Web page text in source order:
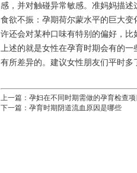
感，并对触碰异常敏感。准妈妈描述
食欲不振：孕期荷尔蒙水平的巨大
许还会对某种口味有特别的偏好，比
上述的就是女性在孕育时期会有的
有所差异的。建议女性朋友们平时多
上一篇： 孕妇在不同时期需做的孕育检查项
下一篇： 孕育时期阴道流血原因是哪些